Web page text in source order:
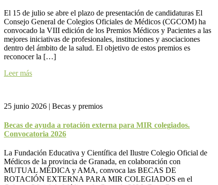
El 15 de julio se abre el plazo de presentación de candidaturas El
Consejo General de Colegios Oficiales de Médicos (CGCOM) ha
convocado la VIII edición de los Premios Médicos y Pacientes a las
mejores iniciativas de profesionales, instituciones y asociaciones
dentro del ámbito de la salud. El objetivo de estos premios es
reconocer la […]
Leer más
25 junio 2026 | Becas y premios
Becas de ayuda a rotación externa para MIR colegiados.
Convocatoria 2026
La Fundación Educativa y Científica del Ilustre Colegio Oficial de
Médicos de la provincia de Granada, en colaboración con
MUTUAL MÉDICA y AMA, convoca las BECAS DE
ROTACIÓN EXTERNA PARA MIR COLEGIADOS en el